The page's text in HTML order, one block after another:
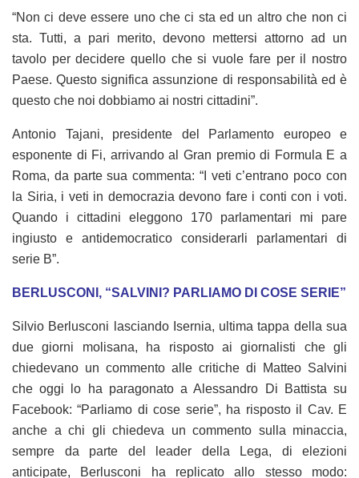
“Non ci deve essere uno che ci sta ed un altro che non ci
sta. Tutti, a pari merito, devono mettersi attorno ad un
tavolo per decidere quello che si vuole fare per il nostro
Paese. Questo significa assunzione di responsabilità ed è
questo che noi dobbiamo ai nostri cittadini”.
Antonio Tajani, presidente del Parlamento europeo e
esponente di Fi, arrivando al Gran premio di Formula E a
Roma, da parte sua commenta: “I veti c’entrano poco con
la Siria, i veti in democrazia devono fare i conti con i voti.
Quando i cittadini eleggono 170 parlamentari mi pare
ingiusto e antidemocratico considerarli parlamentari di
serie B”.
BERLUSCONI, “SALVINI? PARLIAMO DI COSE SERIE”
Silvio Berlusconi lasciando Isernia, ultima tappa della sua
due giorni molisana, ha risposto ai giornalisti che gli
chiedevano un commento alle critiche di Matteo Salvini
che oggi lo ha paragonato a Alessandro Di Battista su
Facebook: “Parliamo di cose serie”, ha risposto il Cav. E
anche a chi gli chiedeva un commento sulla minaccia,
sempre da parte del leader della Lega, di elezioni
anticipate, Berlusconi ha replicato allo stesso modo: